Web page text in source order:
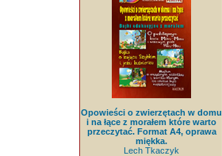
Opowieści o zwierzętach w domu
i na łące z morałem które warto
przeczytać. Format A4, oprawa
miękka.
Lech Tkaczyk